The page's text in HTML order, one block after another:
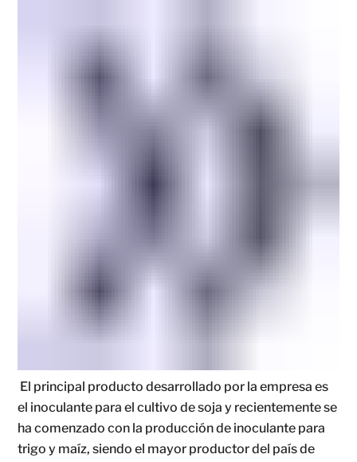
El principal producto desarrollado por la empresa es
el inoculante para el cultivo de soja y recientemente se
ha comenzado con la producción de inoculante para
trigo y maíz, siendo el mayor productor del país de